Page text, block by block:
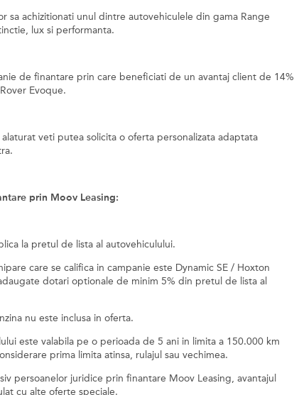
sa achizitionati unul dintre autovehiculele din gama Range
lux si performanta.
de finantare prin care beneficiati de un avantaj client de 14%
Evoque.
veti putea solicita o oferta personalizata adaptata
prin Moov Leasing:
la pretul de lista al autovehiculului.
care se califica in campanie este Dynamic SE / Hoxton
dotari optionale de minim 5% din pretul de lista al
nu este inclusa in oferta.
este valabila pe o perioada de 5 ani in limita a 150.000 km
prima limita atinsa, rulajul sau vechimea.
persoanelor juridice prin finantare Moov Leasing, avantajul
cu alte oferte speciale.